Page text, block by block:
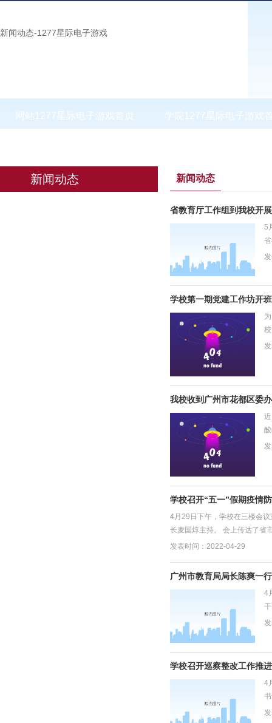
新闻动态-1277星际电子游戏
网站1277星际电子游戏首页 学院1277星际电子游戏
新闻动态 新闻动态
省教育厅工作组到我校开
5
学校第一期党建工作坊开
我校收到广州市花都区委
学校召开“五一”假期疫情
4月29日下午，学校在三楼会
长麦国焞主持。 会上传达了省
发表时间：2022-04-29
广州市教育局局长陈爽一
4
学校召开巡察整改工作推
4